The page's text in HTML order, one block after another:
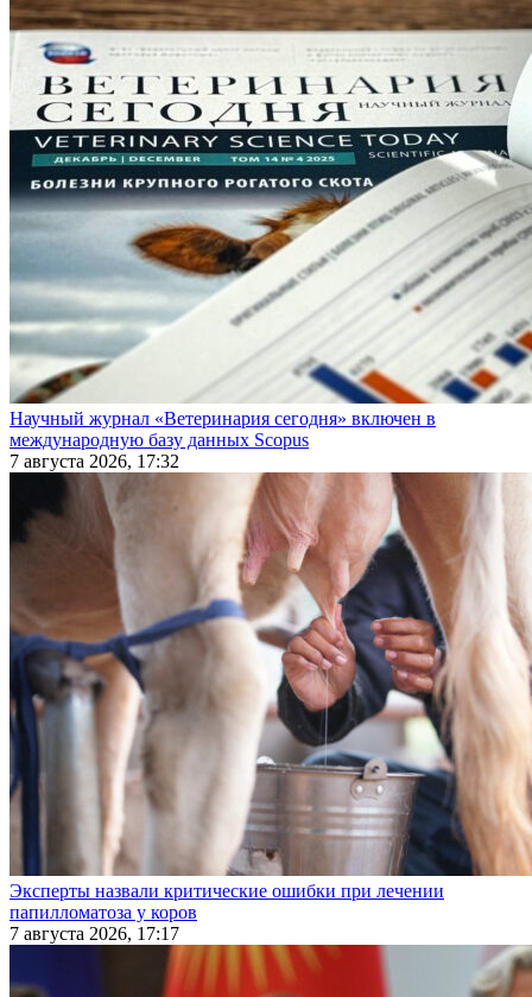
Научный журнал «Ветеринария сегодня» включен в
международную базу данных Scopus
7 августа 2026, 17:32
Эксперты назвали критические ошибки при лечении
папилломатоза у коров
7 августа 2026, 17:17